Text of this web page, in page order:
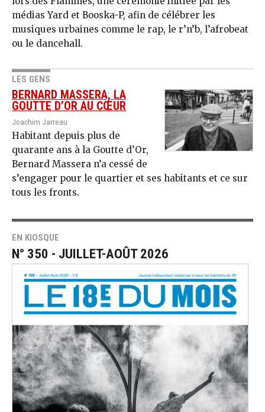
médias Yard et Booska-P, afin de célébrer les
musiques urbaines comme le rap, le r’n’b, l’afrobeat
ou le dancehall.
LES GENS
BERNARD MASSERA, LA
GOUTTE D’OR AU CŒUR
Joachim Jarreau
Habitant depuis plus de
quarante ans à la Goutte d’Or,
Bernard Massera n’a cessé de
s’engager pour le quartier et ses habitants et ce sur
tous les fronts.
EN KIOSQUE
N° 350 - JUILLET-AOÛT 2026